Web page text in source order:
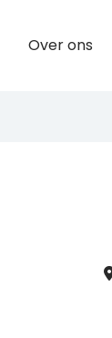
Over ons